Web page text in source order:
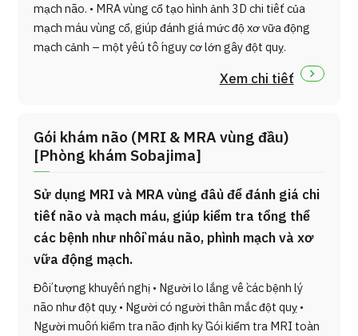
mạch não. • MRA vùng cổ tạo hình ảnh 3D chi tiết của
mạch máu vùng cổ, giúp đánh giá mức độ xơ vữa động
mạch cảnh – một yếu tố nguy cơ lớn gây đột quỵ.
Xem chi tiết
Gói khám não (MRI & MRA vùng đầu)
[Phòng khám Sobajima]
Sử dụng MRI và MRA vùng đầu để đánh giá chi
tiết não và mạch máu, giúp kiểm tra tổng thể
các bệnh như nhồi máu não, phình mạch và xơ
vữa động mạch.
Đối tượng khuyến nghị • Người lo lắng về các bệnh lý
não như đột quỵ • Người có người thân mắc đột quỵ •
Người muốn kiểm tra não định kỳ Gói kiểm tra MRI toàn